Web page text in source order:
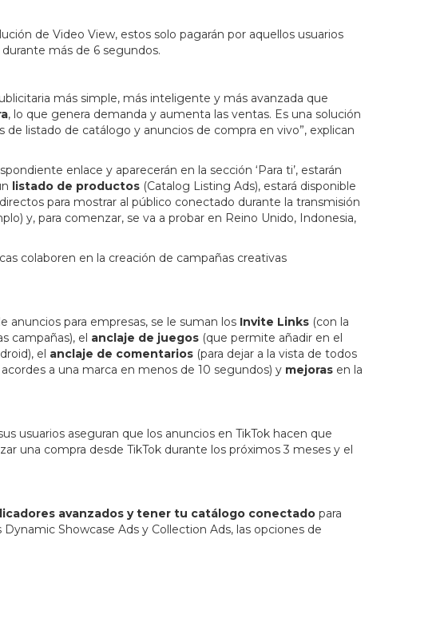
de Video View, estos solo pagarán por aquellos usuarios
más de 6 segundos.
más simple, más inteligente y más avanzada que
, lo que genera demanda y aumenta las ventas. Es una solución
listado de catálogo y anuncios de compra en vivo”, explican
enlace y aparecerán en la sección ‘Para ti’, estarán
listado de productos (Catalog Listing Ads), estará disponible
para mostrar al público conectado durante la transmisión
y, para comenzar, se va a probar en Reino Unido, Indonesia,
colaboren en la creación de campañas creativas
anuncios para empresas, se le suman los Invite Links (con la
campañas), el anclaje de juegos (que permite añadir en el
el anclaje de comentarios (para dejar a la vista de todos
a una marca en menos de 10 segundos) y mejoras en la
usuarios aseguran que los anuncios en TikTok hacen que
una compra desde TikTok durante los próximos 3 meses y el
avanzados y tener tu catálogo conectado para
Showcase Ads y Collection Ads, las opciones de